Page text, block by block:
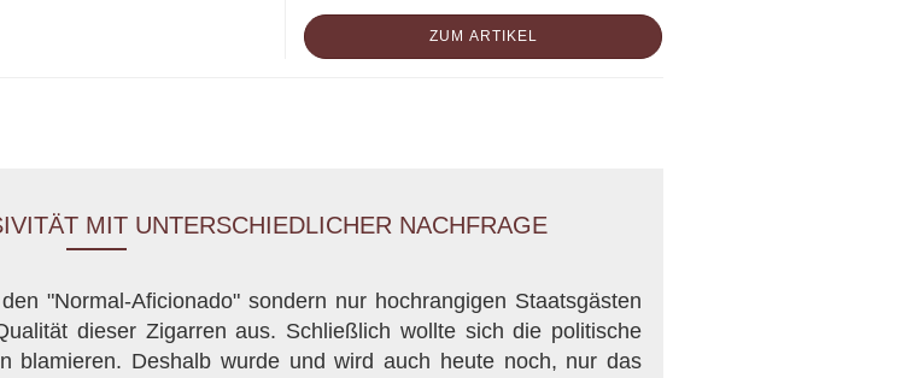
ZUM ARTIKEL
MIT UNTERSCHIEDLICHER NACHFRAGE
"Normal-Aficionado" sondern nur hochrangigen Staatsgästen
dieser Zigarren aus. Schließlich wollte sich die politische
blamieren. Deshalb wurde und wird auch heute noch, nur das